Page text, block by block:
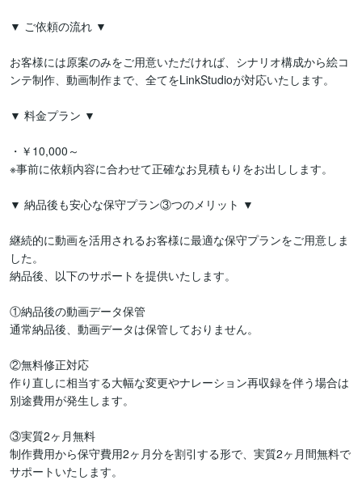
▼ ご依頼の流れ ▼
お客様には原案のみをご用意いただければ、シナリオ構成から絵コ
ンテ制作、動画制作まで、全てをLinkStudioが対応いたします。
▼ 料金プラン ▼
・￥10,000～
※事前に依頼内容に合わせて正確なお見積もりをお出しします。
▼ 納品後も安心な保守プラン③つのメリット ▼
継続的に動画を活用されるお客様に最適な保守プランをご用意しま
した。
納品後、以下のサポートを提供いたします。
①納品後の動画データ保管
通常納品後、動画データは保管しておりません。
②無料修正対応
作り直しに相当する大幅な変更やナレーション再収録を伴う場合は
別途費用が発生します。
③実質2ヶ月無料
制作費用から保守費用2ヶ月分を割引する形で、実質2ヶ月間無料で
サポートいたします。